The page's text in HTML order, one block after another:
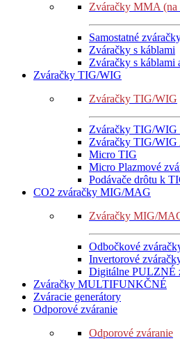
Zváračky MMA (na
Samostatné
Zváračky s káblami
Zváračky s káblami
Zváračky TIG/WIG
Zváračky TIG/WIG
Zváračky TIG/WIG
Zváračky TIG/WIG
Micro TIG
Micro Plazmové
Podávače drôtu k
CO2 zváračky MIG/MAG
Zváračky MIG/
Odbočkové
Invertorové
Digitálne PULZNÉ
Zváračky MULTIFUNKČNÉ
Zváracie generátory
Odporové zváranie
Odporové zváranie